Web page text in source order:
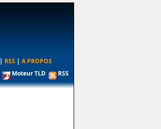
| RSS | A PROPOS
Moteur TLD RSS